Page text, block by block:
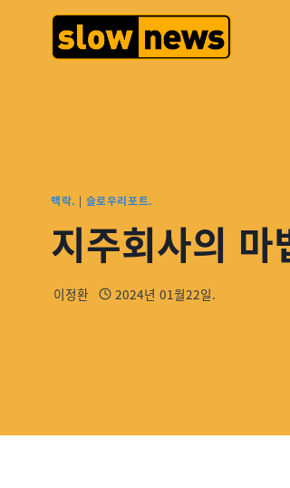
맥락. | 슬로우리포트.
지주회사의
이정환 2024년 01월22일.